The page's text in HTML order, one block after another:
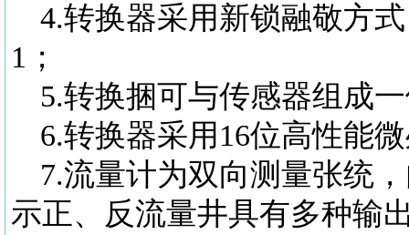
4.转换器采用新锁融敬方
1；
5.转换捆可与传感器组成
6.转换器采用16位高性能
7.流量计为双向测量张统
示正、反流量井具有多种输